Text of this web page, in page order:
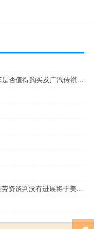
汽车动态：评测 广汽传祺GA4这款车是否值得购买及广汽传祺GA5PHEV车型内饰动力怎么样
美国汽车工人联合会（UAW）：如果劳资谈判没有进展将于美东时间周五上午10点（北京时间晚上10点）宣布新的汽车罢工目标